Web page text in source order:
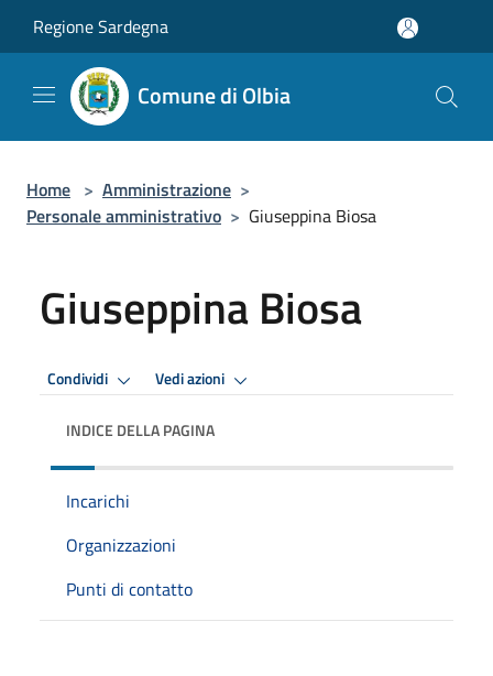
Regione Sardegna
Comune di Olbia
Home > Amministrazione >
Personale amministrativo > Giuseppina Biosa
Giuseppina Biosa
Condividi Vedi azioni
INDICE DELLA PAGINA
Incarichi
Organizzazioni
Punti di contatto